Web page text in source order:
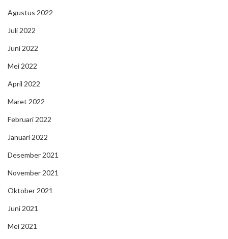
Agustus 2022
Juli 2022
Juni 2022
Mei 2022
April 2022
Maret 2022
Februari 2022
Januari 2022
Desember 2021
November 2021
Oktober 2021
Juni 2021
Mei 2021